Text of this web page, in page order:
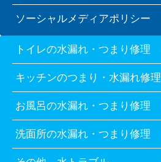
ソーシャルメディアポリシー
トイレの水漏れ・つまり修理
キッチンのつまり・水漏れ修理
お風呂の水漏れ・つまり修理
洗面所の水漏れ・つまり修理